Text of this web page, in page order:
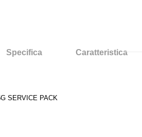
Specifica Caratteristica
SERVICE PACK